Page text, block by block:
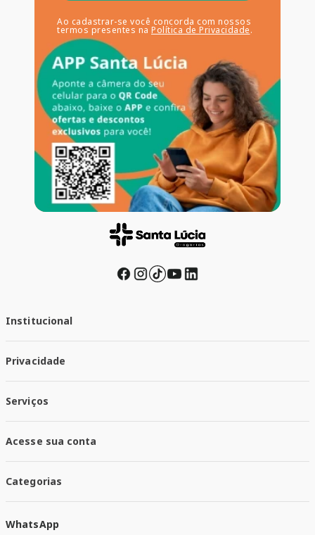
Ao cadastrar-se você concorda com nossos
termos presentes na Política de Privacidade.
Institucional
Trabalhe conosco
Responsabilidade Social
Nossas Lojas
Privacidade
Política de Entrega
Trocas e Devoluções
Serviços
Santa Mais Exames
Santa Mais Serviços
Santa Mais Convenios
Acesse sua conta
Meus Pedidos
Categorias
Saúde e Bem-estar
WhatsApp